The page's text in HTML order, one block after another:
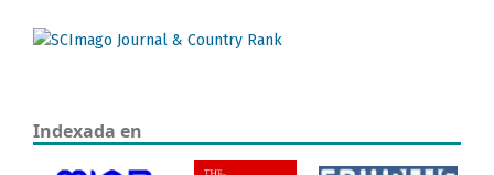
Indexada en